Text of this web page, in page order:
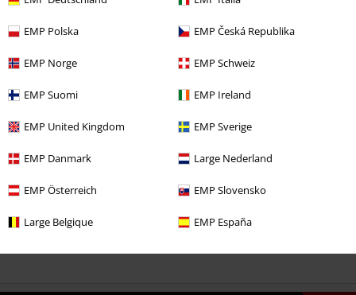
EMP Polska EMP Česká Republika
EMP Norge EMP Schweiz
EMP Suomi EMP Ireland
EMP United Kingdom EMP Sverige
EMP Danmark Large Nederland
EMP Österreich EMP Slovensko
Large Belgique EMP España
%
Meer categorieën. Meer opties.